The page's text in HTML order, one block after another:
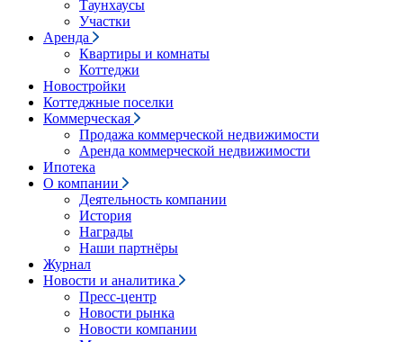
Таунхаусы
Участки
Аренда
Квартиры и комнаты
Коттеджи
Новостройки
Коттеджные поселки
Коммерческая
Продажа коммерческой недвижимости
Аренда коммерческой недвижимости
Ипотека
О компании
Деятельность компании
История
Награды
Наши партнёры
Журнал
Новости и аналитика
Пресс-центр
Новости рынка
Новости компании